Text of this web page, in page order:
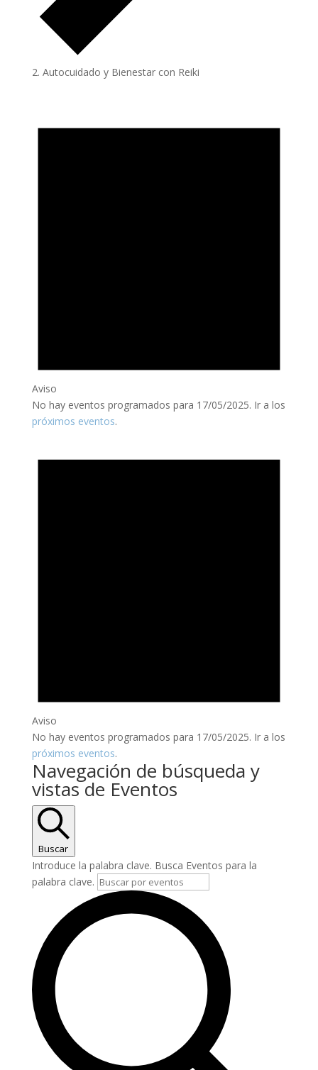
Autocuidado y Bienestar con Reiki
en
Aviso
No hay eventos programados para 17/05/2025. Ir a los
próximos eventos.
Aviso
No hay eventos programados para 17/05/2025. Ir a los
próximos eventos.
Navegación de búsqueda y
vistas de Eventos
Buscar
Introduce la palabra clave. Busca Eventos para la
palabra clave.